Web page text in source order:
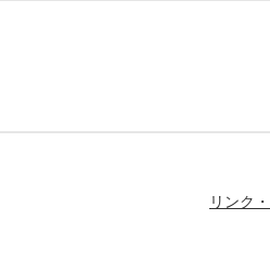
リンク